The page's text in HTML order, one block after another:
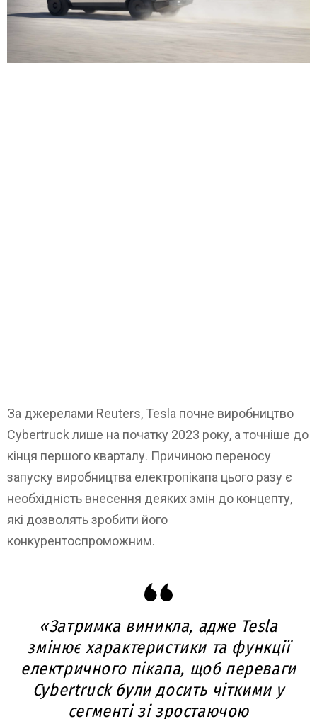
За джерелами Reuters, Tesla почне виробництво
Cybertruck лише на початку 2023 року, а точніше до
кінця першого кварталу. Причиною переносу
запуску виробництва електропікапа цього разу є
необхідність внесення деяких змін до концепту,
які дозволять зробити його
конкурентоспроможним.
«Затримка виникла, адже Tesla
змінює характеристики та функції
електричного пікапа, щоб переваги
Cybertruck були досить чіткими у
сегменті зі зростаючою